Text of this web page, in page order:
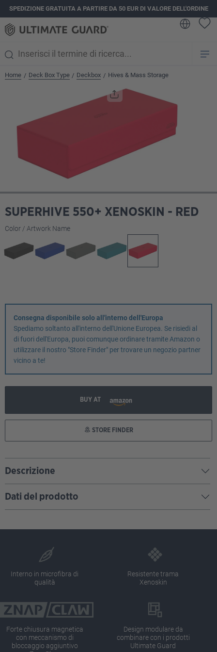
principale
SPEDIZIONE GRATUITA A PARTIRE DA 50 EUR DI VALORE DELL'ORDINE
Home / Deck Box Type / Deckbox / Hives & Mass Storage
SUPERHIVE 550+ XENOSKIN - RED
Seleziona
Color / Artwork Name
Consegna disponibile solo all'interno dell'Europa
Spediamo soltanto all'interno dell'Unione Europea. Se risiedi al
di fuori dell'Europa, puoi comunque ordinare tramite Amazon o
utilizzare il nostro "Store Finder" per trovare un negozio partner
vicino a te!
BUY AT
STORE FINDER
Descrizione
Dati del prodotto
Interno in microfibra di
qualità
Resistente trama
Xenoskin
Forte chiusura magnetica
con meccanismo di
bloccaggio aggiuntivo
Design modulare da
combinare con i prodotti
Ultimate Guard